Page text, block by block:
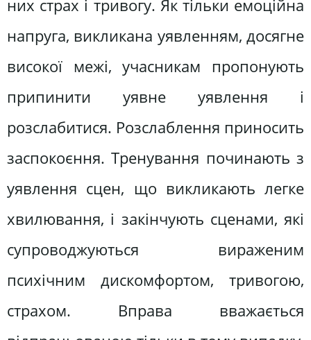
них страх і тривогу. Як тільки емоційна
напруга, викликана уявленням, досягне
високої межі, учасникам пропонують
припинити уявне уявлення і
розслабитися. Розслаблення приносить
заспокоєння. Тренування починають з
уявлення сцен, що викликають легке
хвилювання, і закінчують сценами, які
супроводжуються вираженим
психічним дискомфортом, тривогою,
страхом. Вправа вважається